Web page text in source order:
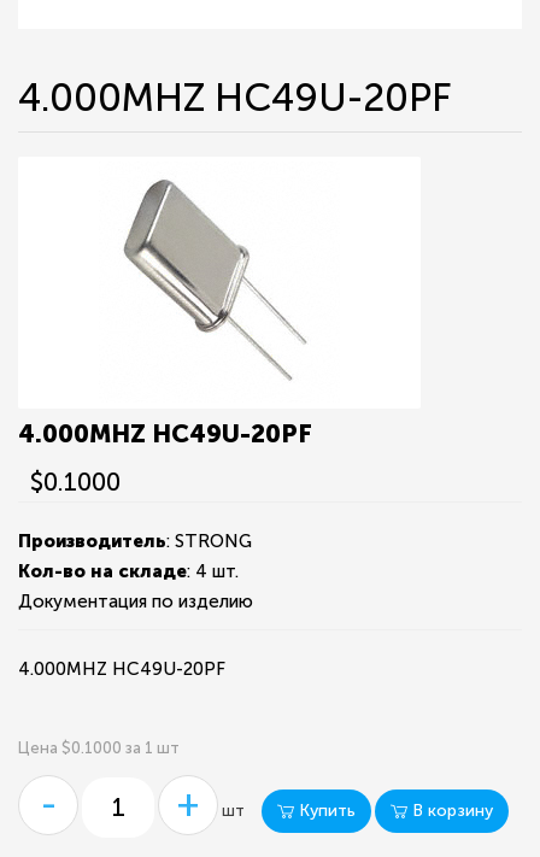
4.000MHZ HC49U-20PF
4.000MHZ HC49U-20PF
$0.1000
Производитель: STRONG
Кол-во на складе: 4 шт.
Документация по изделию
4.000MHZ HC49U-20PF
Цена $0.1000 за 1 шт
- + шт Купить В корзину